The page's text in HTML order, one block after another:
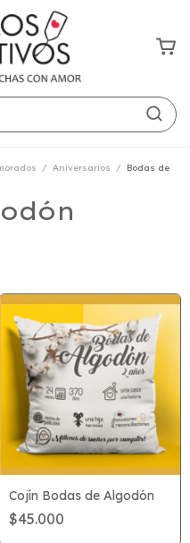
/ Aniversarios /
Bodas de
Cojín Bodas de Algodón
$45.000